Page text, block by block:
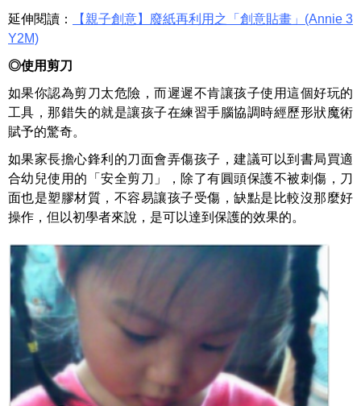
延伸閱讀：
【親子創意】廢紙再利用之「創意貼畫」(Annie 3
Y2M)
◎使用剪刀
如果你認為剪刀太危險，而遲遲不肯讓孩子使用這個好玩的
工具，那錯失的就是讓孩子在練習手腦協調時經歷形狀魔術
賦予的驚奇。
如果家長擔心鋒利的刀面會弄傷孩子，建議可以到書局買適
合幼兒使用的「安全剪刀」，除了有圓頭保護不被刺傷，刀
面也是塑膠材質，不容易讓孩子受傷，缺點是比較沒那麼好
操作，但以初學者來說，是可以達到保護的效果的。